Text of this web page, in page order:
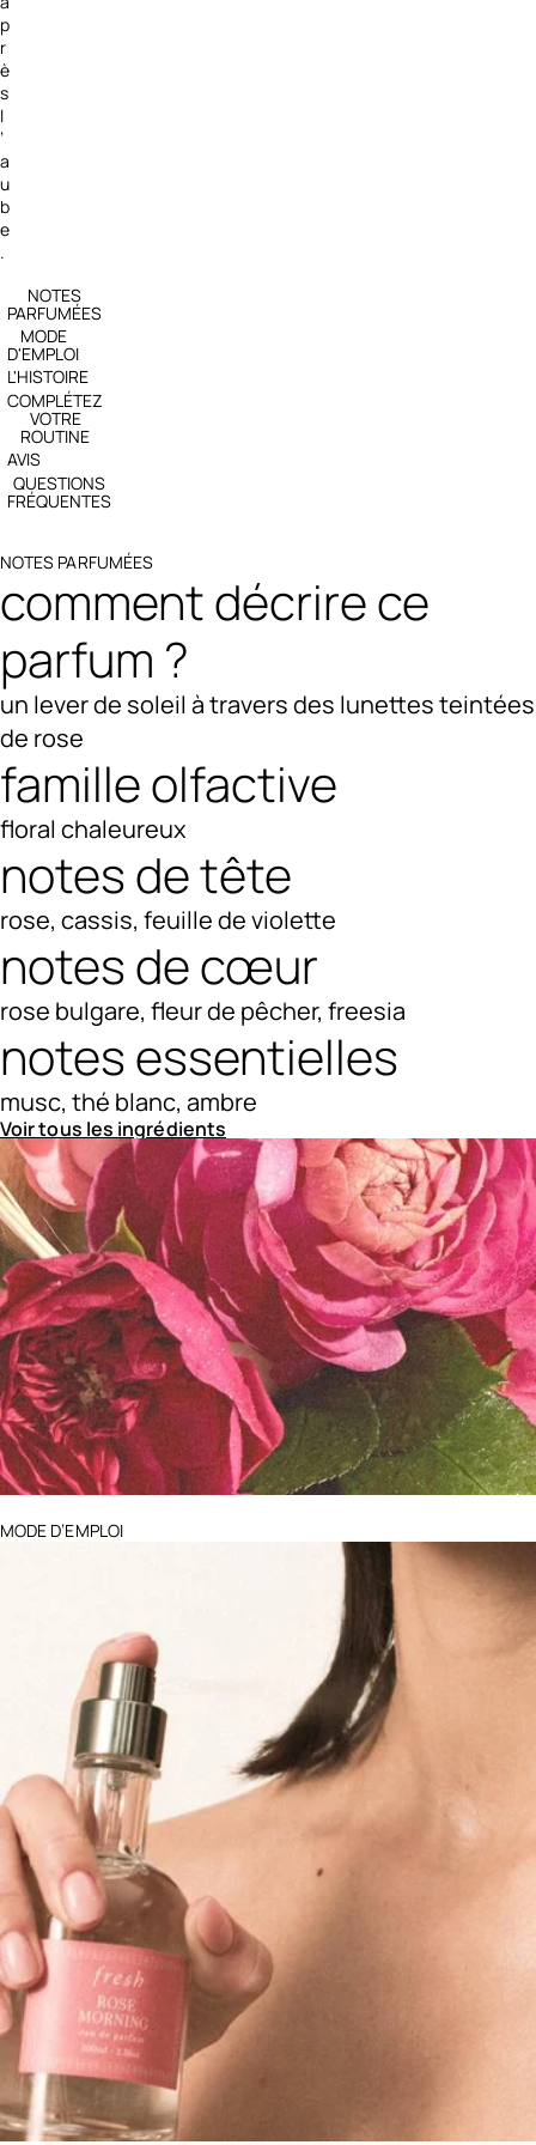
p
r
è
s
l
’
a
u
b
e
.
NOTES
PARFUMÉES
MODE
D'EMPLOI
L'HISTOIRE
COMPLÉTEZ
VOTRE
ROUTINE
AVIS
QUESTIONS
FRÉQUENTES
NOTES PARFUMÉES
comment décrire ce
parfum ?
un lever de soleil à travers des lunettes teintées
de rose
famille olfactive
floral chaleureux
notes de tête
rose, cassis, feuille de violette
notes de cœur
rose bulgare, fleur de pêcher, freesia
notes essentielles
musc, thé blanc, ambre
Voir tous les ingrédients
MODE D’EMPLOI